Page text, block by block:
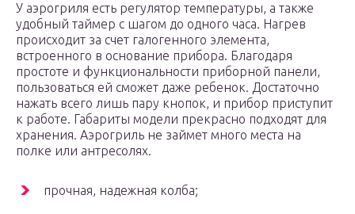
У аэрогриля есть регулятор температуры, а также
удобный таймер с шагом до одного часа. Нагрев
происходит за счет галогенного элемента,
встроенного в основание прибора. Благодаря
простоте и функциональности приборной панели,
пользоваться ей сможет даже ребенок. Достаточно
нажать всего лишь пару кнопок, и прибор приступит
к работе. Габариты модели прекрасно подходят для
хранения. Аэрогриль не займет много места на
полке или антресолях.
прочная, надежная колба;